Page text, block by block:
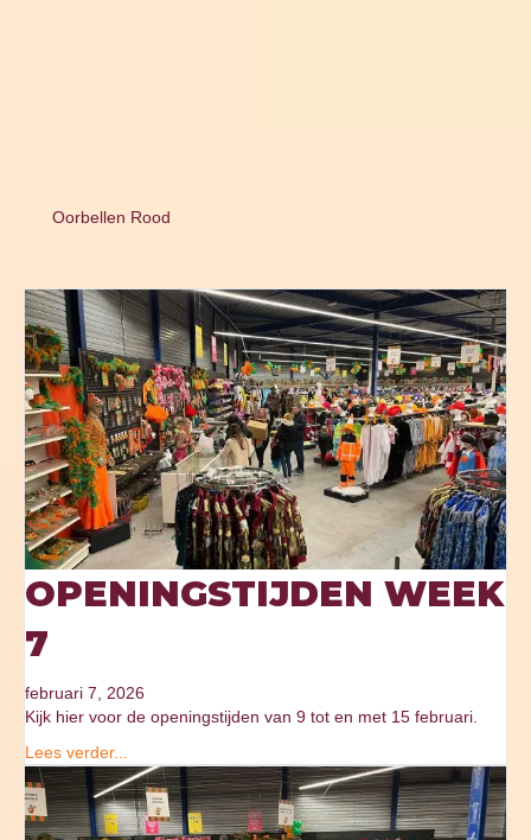
Oorbellen Rood
OPENINGSTIJDEN WEEK
7
februari 7, 2026
Kijk hier voor de openingstijden van 9 tot en met 15 februari.
Lees verder...